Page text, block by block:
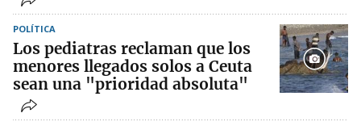
POLÍTICA
Los pediatras reclaman que los
menores llegados solos a Ceuta
sean una "prioridad absoluta"